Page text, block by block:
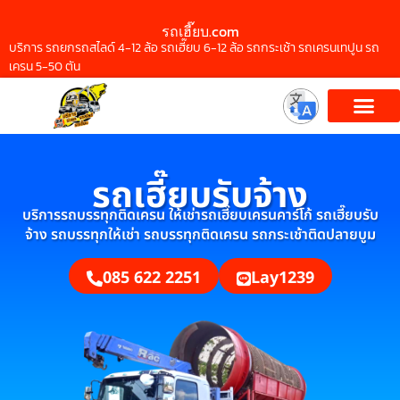
รถเฮี๊ยบ.com
บริการ รถยกรถสไลด์ 4-12 ล้อ รถเฮี๊ยบ 6-12 ล้อ รถกระเช้า รถเครนเทปูน รถ
เครน 5-50 ตัน
รถเฮี๊ยบรับจ้าง
บริการรถบรรทุกติดเครน ให้เช่ารถเฮี๊ยบเครนคาร์โก้ รถเฮี๊ยบรับ
จ้าง รถบรรทุกให้เช่า รถบรรทุกติดเครน รถกระเช้าติดปลายบูม
085 622 2251 Lay1239